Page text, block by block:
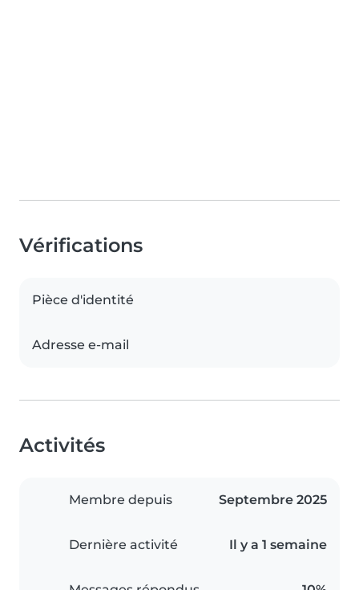
Vérifications
Pièce d'identité
Adresse e-mail
Activités
Membre depuis Septembre 2025
Dernière activité Il y a 1 semaine